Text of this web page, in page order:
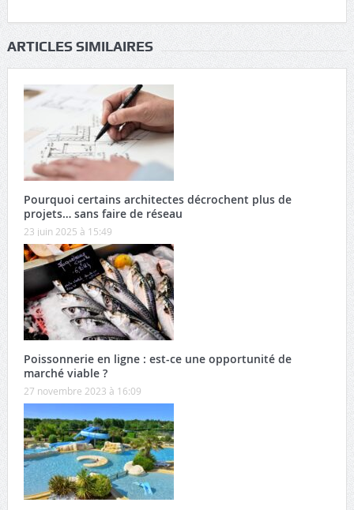
ARTICLES SIMILAIRES
Pourquoi certains architectes décrochent plus de
projets… sans faire de réseau
23 juin 2025 à 15:49
Poissonnerie en ligne : est-ce une opportunité de
marché viable ?
27 novembre 2023 à 16:09